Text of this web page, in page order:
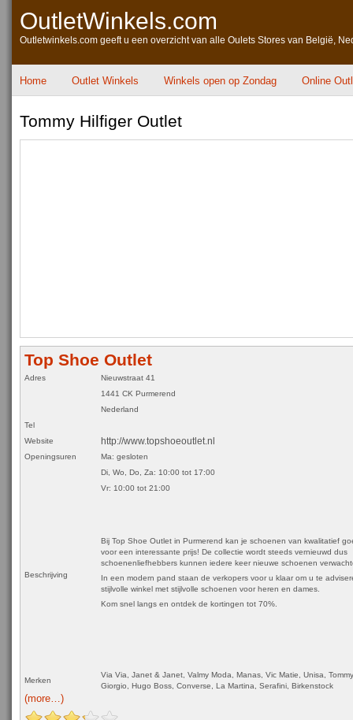
OutletWinkels.com
Outletwinkels.com geeft u een overzicht van alle Oulets Stores van België,
Home Outlet Winkels Winkels open op Zondag Online
Tommy Hilfiger Outlet
Top Shoe Outlet
Adres
Nieuwstraat 41
1441 CK Purmerend
Nederland
Tel
Website
http://www.topshoeoutlet.nl
Openingsuren
Ma: gesloten
Di, Wo, Do, Za: 10:00 tot 17:00
Vr: 10:00 tot 21:00
Beschrijving
Bij Top Shoe Outlet in Purmerend kan je schoenen van kwalitatief
voor een interessante prijs! De collectie wordt steeds vernieuwd dus
schoenenliefhebbers kunnen iedere keer nieuwe schoenen
In een modern pand staan de verkopers voor u klaar om u te
stijlvolle winkel met stijlvolle schoenen voor heren en dames.
Kom snel langs en ontdek de kortingen tot 70%.
Merken
Via Via, Janet & Janet, Valmy Moda, Manas, Vic Matie, Unisa,
Giorgio, Hugo Boss, Converse, La Martina, Serafini, Birkenstock
(more…)